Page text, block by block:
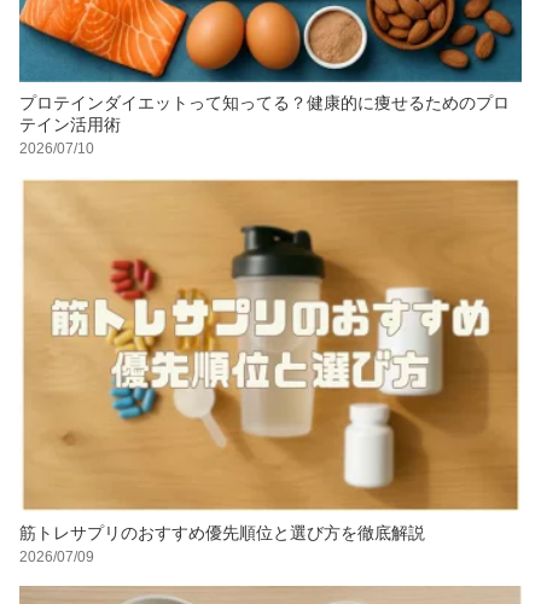
プロテインダイエットって知ってる？健康的に痩せるためのプロ
テイン活用術
2026/07/10
筋トレサプリのおすすめ優先順位と選び方を徹底解説
2026/07/09